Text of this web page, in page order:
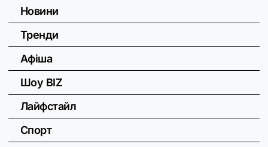
Новини
Тренди
Афіша
Шоу BIZ
Лайфстайл
Спорт